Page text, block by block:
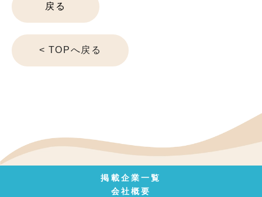
戻る
< TOPへ戻る
掲載企業一覧
会社概要